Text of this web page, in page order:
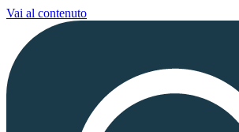
Vai al contenuto